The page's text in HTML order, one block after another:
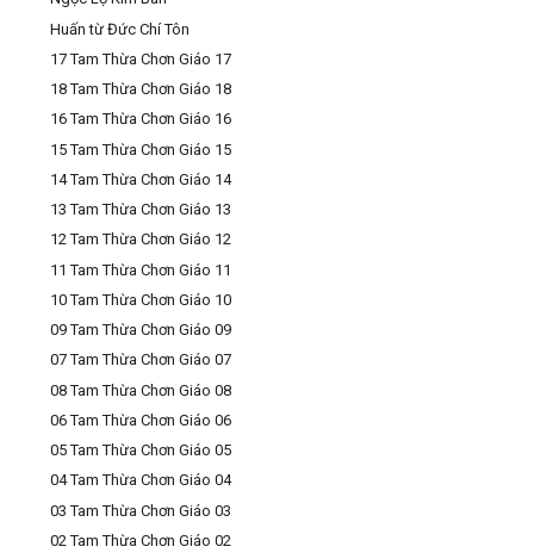
Huấn từ Đức Chí Tôn
17 Tam Thừa Chơn Giáo 17
18 Tam Thừa Chơn Giáo 18
16 Tam Thừa Chơn Giáo 16
15 Tam Thừa Chơn Giáo 15
14 Tam Thừa Chơn Giáo 14
13 Tam Thừa Chơn Giáo 13
12 Tam Thừa Chơn Giáo 12
11 Tam Thừa Chơn Giáo 11
10 Tam Thừa Chơn Giáo 10
09 Tam Thừa Chơn Giáo 09
07 Tam Thừa Chơn Giáo 07
08 Tam Thừa Chơn Giáo 08
06 Tam Thừa Chơn Giáo 06
05 Tam Thừa Chơn Giáo 05
04 Tam Thừa Chơn Giáo 04
03 Tam Thừa Chơn Giáo 03
02 Tam Thừa Chơn Giáo 02